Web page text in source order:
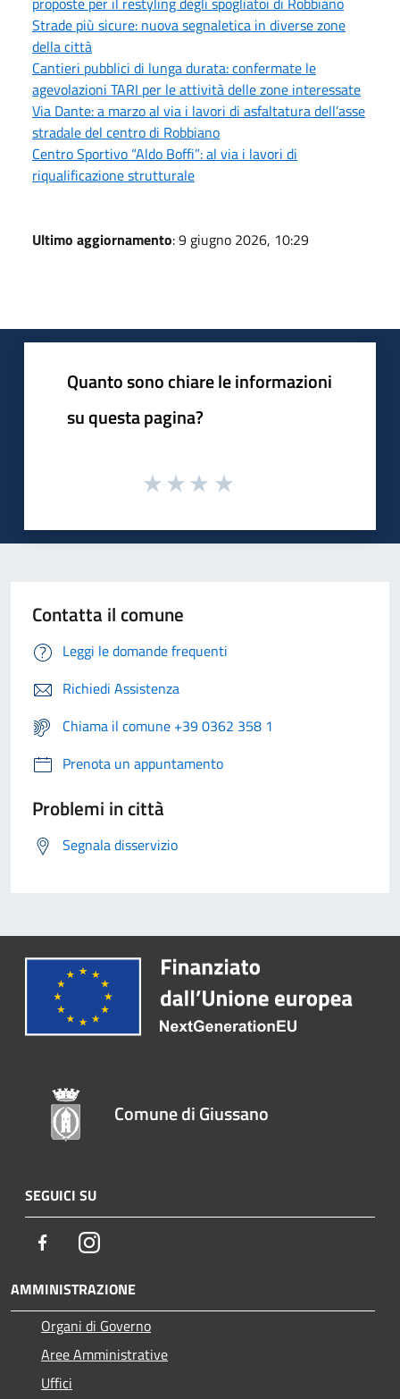
Strade più sicure: nuova segnaletica in diverse zone
della città
Cantieri pubblici di lunga durata: confermate le
agevolazioni TARI per le attività delle zone interessate
Via Dante: a marzo al via i lavori di asfaltatura dell’asse
stradale del centro di Robbiano
Centro Sportivo “Aldo Boffi”: al via i lavori di
riqualificazione strutturale
Ultimo aggiornamento: 9 giugno 2026, 10:29
Quanto sono chiare le informazioni
su questa pagina?
Contatta il comune
Leggi le domande frequenti
Richiedi Assistenza
Chiama il comune +39 0362 358 1
Prenota un appuntamento
Problemi in città
Segnala disservizio
Comune di Giussano
SEGUICI SU
FacebookInstagram
AMMINISTRAZIONE
Organi di Governo
Aree Amministrative
Uffici